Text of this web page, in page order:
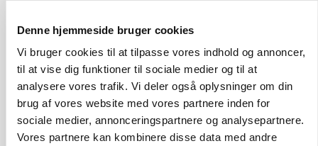
Denne hjemmeside bruger cookies
Vi bruger cookies til at tilpasse vores indhold og annoncer,
til at vise dig funktioner til sociale medier og til at
analysere vores trafik. Vi deler også oplysninger om din
brug af vores website med vores partnere inden for
sociale medier, annonceringspartnere og analysepartnere.
Vores partnere kan kombinere disse data med andre
POLITIK
protestgruppe vil demonstrere mod ny
gødskningslov
Annonce
KVÆG
Snart kan man søge tilskud til naturprojekter